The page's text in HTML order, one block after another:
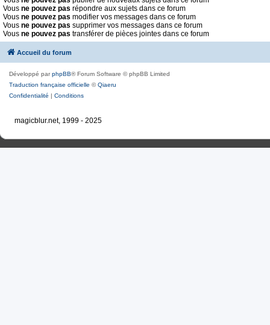
Vous ne pouvez pas répondre aux sujets dans ce forum
Vous ne pouvez pas modifier vos messages dans ce forum
Vous ne pouvez pas supprimer vos messages dans ce forum
Vous ne pouvez pas transférer de pièces jointes dans ce forum
Accueil du forum
Développé parphpBB® Forum Software © phpBB Limited
Traduction française officielle ©Qiaeru
Confidentialité | Conditions
magicblur.net, 1999 - 2025